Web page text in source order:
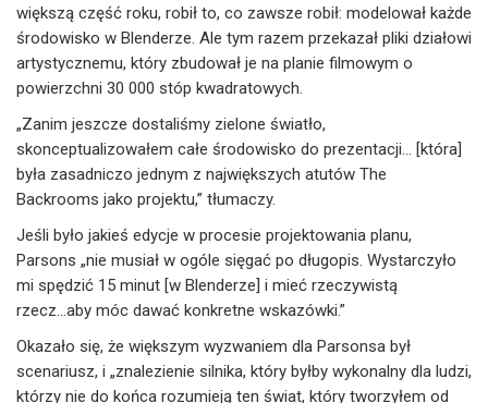
większą część roku, robił to, co zawsze robił: modelował każde
środowisko w Blenderze. Ale tym razem przekazał pliki działowi
artystycznemu, który zbudował je na planie filmowym o
powierzchni 30 000 stóp kwadratowych.
„Zanim jeszcze dostaliśmy zielone światło,
skonceptualizowałem całe środowisko do prezentacji... [która]
była zasadniczo jednym z największych atutów The
Backrooms jako projektu,” tłumaczy.
Jeśli było jakieś edycje w procesie projektowania planu,
Parsons „nie musiał w ogóle sięgać po długopis. Wystarczyło
mi spędzić 15 minut [w Blenderze] i mieć rzeczywistą
rzecz...aby móc dawać konkretne wskazówki.”
Okazało się, że większym wyzwaniem dla Parsonsa był
scenariusz, i „znalezienie silnika, który byłby wykonalny dla ludzi,
którzy nie do końca rozumieją ten świat, który tworzyłem od